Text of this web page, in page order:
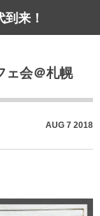
来！
ェ会＠札幌
AUG 7 2018